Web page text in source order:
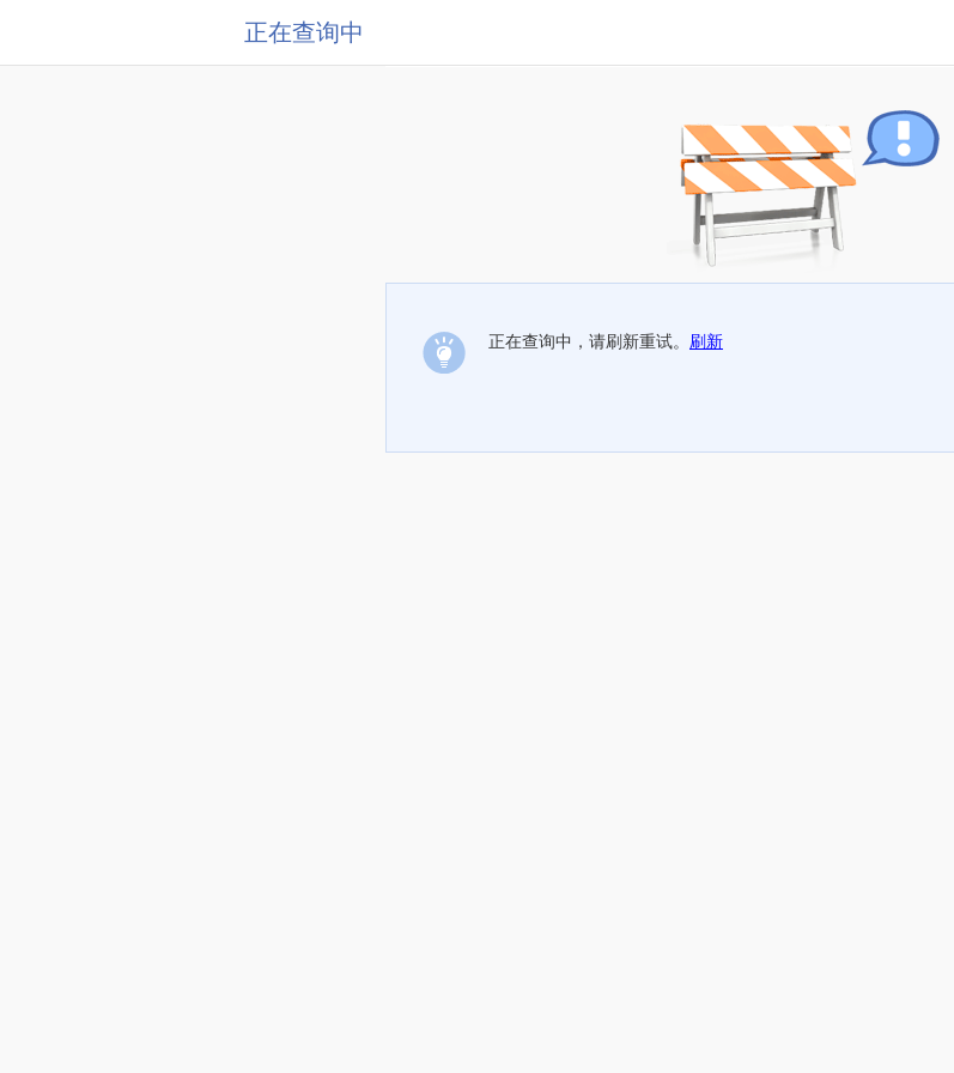
正在查询中
正在查询中，请刷新重试。 刷新